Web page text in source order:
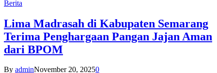
Berita
Lima Madrasah di Kabupaten Semarang
Terima Penghargaan Pangan Jajan Aman
dari BPOM
By adminNovember 20, 20250